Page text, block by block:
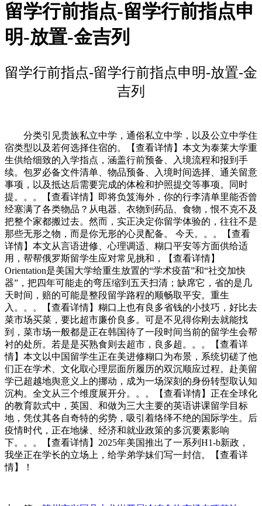
留学行前指点-留学行前指点申
明-放置-金吉列
留学行前指点-留学行前指点申明-放置-金
吉列
分类引见贵族私立中学，通俗私立中学，以及公立中学住
宿类型以及若何选择住宿的。【查看详情】本文为泰莱大学重
生供给细致的入学指点，涵盖行前预备、入境流程和报到手
续。包罗必备文件清单、物品预备、入境时间选择、通关留意
事项，以及抵达后需要完成的体检和护照提交等事项。同时
提。。。【查看详情】即将负笈海外，你的行李清单里能否曾
经塞满了各类物品？从电器、衣物到药品、食物，恨不克不及
把整个家都搬过去。然而，实正决定你留学体验的，往往不是
那些无形之物，而是你无形的心灵配备。 今天。。。【查看
详情】本文从言语进修、心理调适、糊口平安等方面供给适
用，帮帮俄罗斯留学生应对常见挑和，【查看详情】
Orientation是美国大学给重生放置的“学术疫苗”和“社交加快
器”，把四年可能走的弯压缩到五天扫清；缺席它，省的是几
天时间，赔的可能是整段留学路程的顺畅取平安。重生
入。。。【查看详情】糊口上也有良多省钱的小技巧，好比去
菜市场买菜，要比超市廉价良多。可是不见得你刚去就能找
到，菜市场一般都是正在韩国待了一段时间当前的留学生会帮
衬的处所。若是是买熟食则去超市，良多超。。。【查看详
情】本文以中国留学生正在美进修糊口为布景，系统切磋了他
们正在学术、文化取心理层面所履历的双沉顺应过程。赴美留
学已超越地舆意义上的挪动，成为一场深刻的身份转型取认知
沉构。全文从三个维度展开分。。。【查看详情】正在全球化
的教育款式中，英国、和做为三大主要的英语讲课留学目标
地，凭仗其各自奇特的劣势，吸引着络绎不绝的国际学生。后
疫情时代，正在地缘、经济和就业政策的多沉要素影响
下。。。【查看详情】2025年美国推出了一系列H1-b新政，
我坐正在学长的立场上，给学弟学妹们写一封信。【查看详
情】！